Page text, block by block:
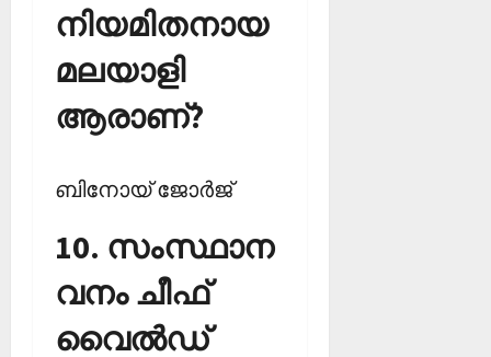
നിയമിതനായ
മലയാളി
ആരാണ്?
ബിനോയ് ജോര്‍ജ്‌
10. സംസ്ഥാന
വനം ചീഫ്
വൈല്‍ഡ്